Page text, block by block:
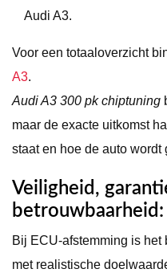
Audi A3.
Voor een totaaloverzicht
A3.
Audi A3 300 pk chiptuning
maar de exacte uitkomst
staat en hoe de auto wordt
Veiligheid,
Bij ECU-afstemming is
met realistische